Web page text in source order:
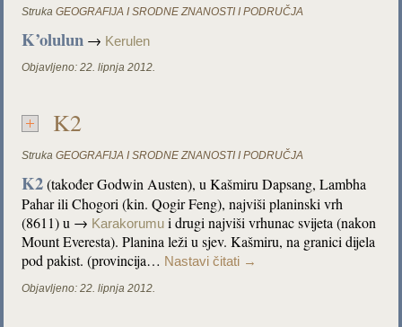
Struka GEOGRAFIJA I SRODNE ZNANOSTI I PODRUČJA
K’olulun → Kerulen
Objavljeno: 22. lipnja 2012.
K2
Struka GEOGRAFIJA I SRODNE ZNANOSTI I PODRUČJA
K2(također Godwin Austen), u Kašmiru Dapsang, Lambha
Pahar ili Chogori (kin. Qogir Feng), najviši planinski vrh
(8611) u → Karakorumu i drugi najviši vrhunac svijeta (nakon
Mount Everesta). Planina leži u sjev. Kašmiru, na granici dijela
pod pakist. (provincija… Nastavi čitati →
Objavljeno: 22. lipnja 2012.